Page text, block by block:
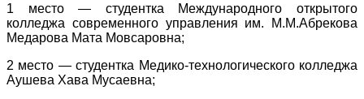
1 место — студентка Международного открытого
колледжа современного управления им. М.М.Абрекова
Медарова Мата Мовсаровна;
2 место — студентка Медико-технологического колледжа
Аушева Хава Мусаевна;